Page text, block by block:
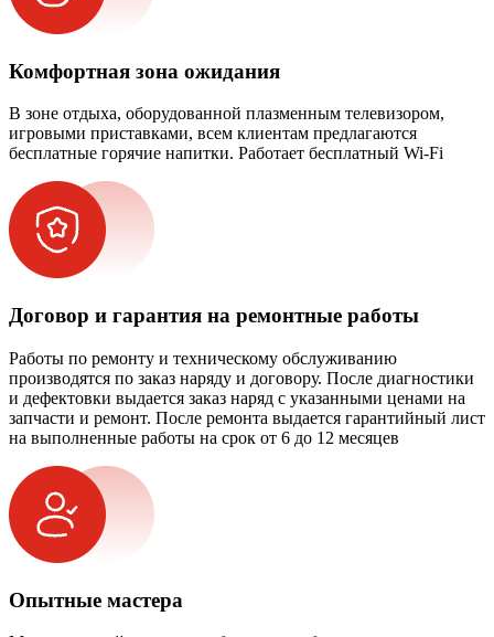
Комфортная зона ожидания
В зоне отдыха, оборудованной плазменным телевизором,
игровыми приставками, всем клиентам предлагаются
бесплатные горячие напитки. Работает бесплатный Wi-Fi
Договор и гарантия на ремонтные работы
Работы по ремонту и техническому обслуживанию
производятся по заказ наряду и договору. После диагностики
и дефектовки выдается заказ наряд с указанными ценами на
запчасти и ремонт. После ремонта выдается гарантийный лист
на выполненные работы на срок от 6 до 12 месяцев
Опытные мастера